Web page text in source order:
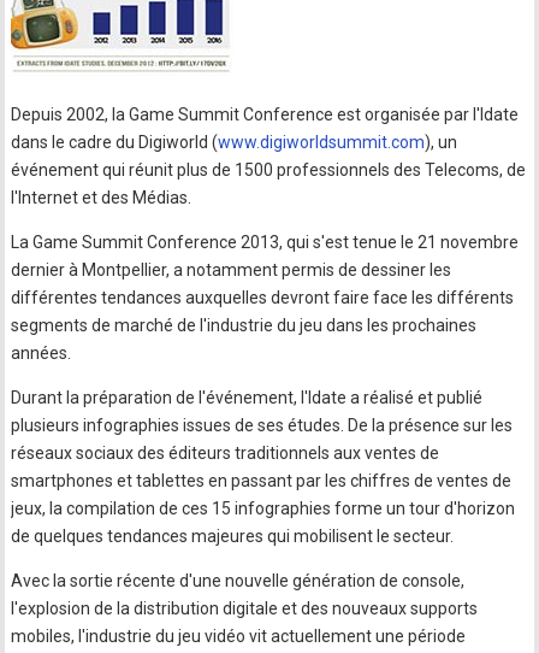
Depuis 2002, la Game Summit Conference est organisée par l'Idate
dans le cadre du Digiworld (www.digiworldsummit.com), un
événement qui réunit plus de 1500 professionnels des Telecoms, de
l'Internet et des Médias.
La Game Summit Conference 2013, qui s'est tenue le 21 novembre
dernier à Montpellier, a notamment permis de dessiner les
différentes tendances auxquelles devront faire face les différents
segments de marché de l'industrie du jeu dans les prochaines
années.
Durant la préparation de l'événement, l'Idate a réalisé et publié
plusieurs infographies issues de ses études. De la présence sur les
réseaux sociaux des éditeurs traditionnels aux ventes de
smartphones et tablettes en passant par les chiffres de ventes de
jeux, la compilation de ces 15 infographies forme un tour d'horizon
de quelques tendances majeures qui mobilisent le secteur.
Avec la sortie récente d'une nouvelle génération de console,
l'explosion de la distribution digitale et des nouveaux supports
mobiles, l'industrie du jeu vidéo vit actuellement une période